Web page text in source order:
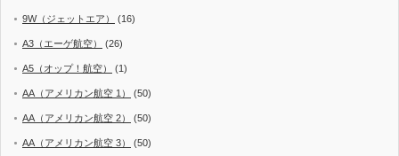
9W（ジェットエア） (16)
A3（エーゲ航空） (26)
A5（オップ！航空） (1)
AA（アメリカン航空 1） (50)
AA（アメリカン航空 2） (50)
AA（アメリカン航空 3） (50)